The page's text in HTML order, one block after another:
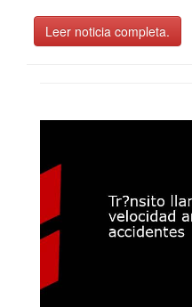
Leer noticia completa.